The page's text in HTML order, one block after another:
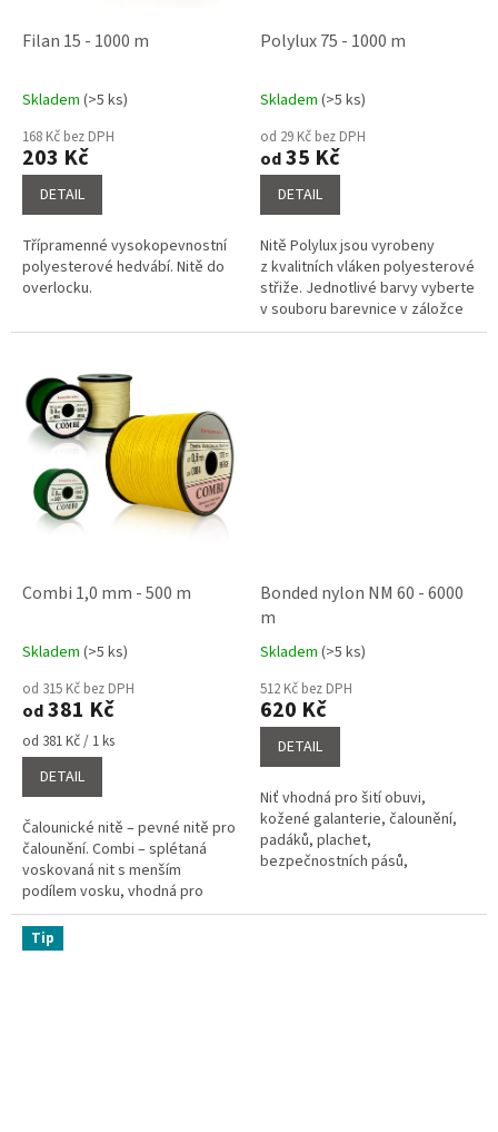
Filan 15 - 1000 m
Průměrné
hodnocení
produktu
je
4,6
hvězdiček.
Skladem (>5 ks)
168 Kč bez DPH
203 Kč
DETAIL
Třípramenné vysokopevnostní
polyesterové hedvábí. Nitě do
overlocku.
Polylux 75 - 1000 m
Průměrné
hodnocení
produktu
je
5,0
hvězdiček.
Skladem (>5 ks)
od 29 Kč bez DPH
od35 Kč
DETAIL
Nitě Polylux jsou vyrobeny
z kvalitních vláken polyesterové
střiže. Jednotlivé barvy vyberte
v souboru barevnice v záložce
související soubory a napište do
Combi 1,0 mm - 500 m
Průměrné
hodnocení
produktu
je
5,0
z
hvězdiček.
Skladem (>5 ks)
od 315 Kč bez DPH
od381 Kč
Měrná
cena:
od 381 Kč / 1 ks
DETAIL
Čalounické nitě – pevné nitě pro
čalounění. Combi – splétaná
voskovaná nit s menším
podílem vosku, vhodná pro
strojové šití.
Bonded nylon NM 60 - 6000
m
Průměrné
hodnocení
produktu
je
4,3
hvězdiček.
Skladem (>5 ks)
512 Kč bez DPH
620 Kč
DETAIL
Niť vhodná pro šití obuvi,
kožené galanterie, čalounění,
padáků, plachet,
bezpečnostních pásů,
Tip